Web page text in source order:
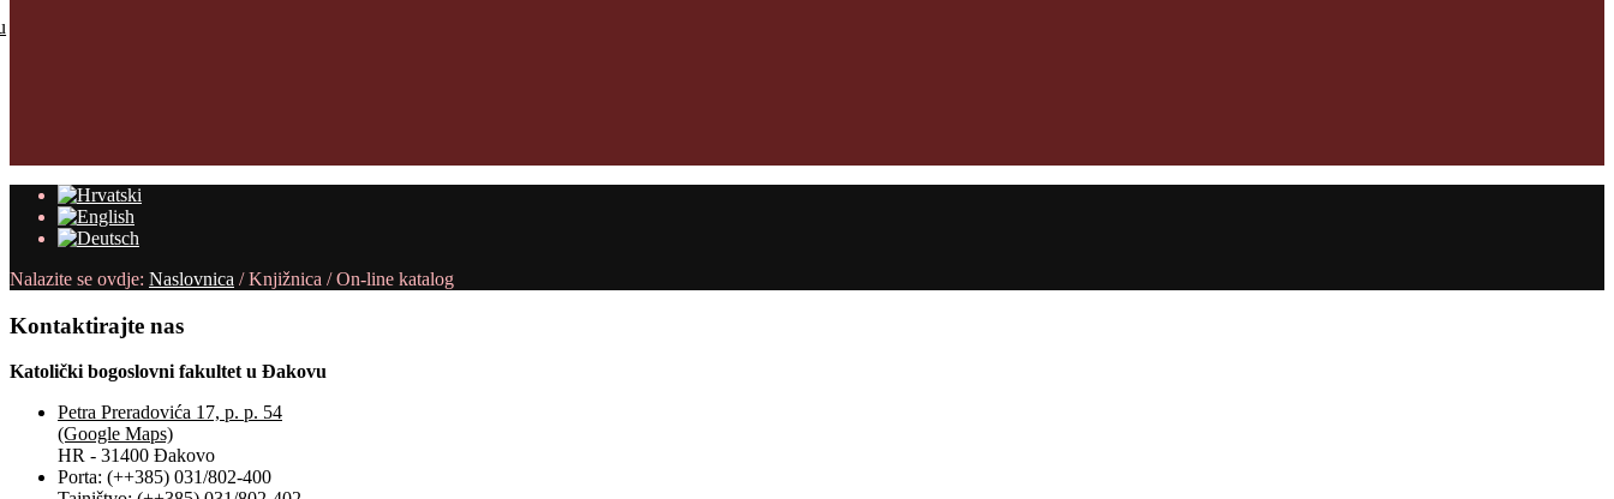
Nalazite se ovdje: Naslovnica /Knjižnica /On-line katalog
Kontaktirajte nas
Katolički bogoslovni fakultet u Đakovu
Petra Preradovića 17, p. p. 54
(Google Maps)
HR - 31400 Đakovo
Porta: (++385) 031/802-400